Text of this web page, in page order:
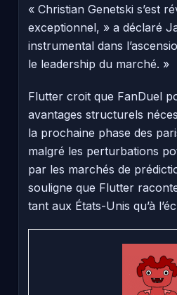
« Christian Genetski s’est
exceptionnel, » a déclaré
instrumental dans
le leadership du marché. »
Flutter croit que FanDuel
avantages structurels
la prochaine phase des
malgré les perturbations
par les marchés de
souligne que Flutter
tant aux États-Unis qu’à